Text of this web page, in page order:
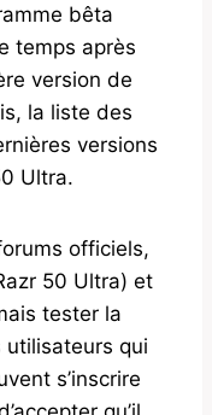
bêta
temps après
version de
la liste des
versions
Ultra.
officiels,
50 Ultra) et
tester la
utilisateurs qui
s’inscrire